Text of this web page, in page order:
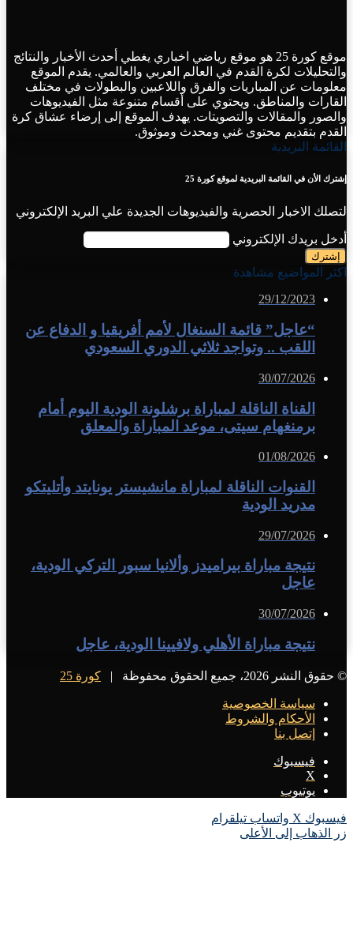
موقع كورة 25 هو موقع رياضي اخباري يغطي أحدث الأخبار والنتائج
والتحليلات لكرة القدم في العالم العربي والعالمي. يقدم الموقع
معلومات عن المباريات والفرق واللاعبين والبطولات في مختلف
القارات والمناطق. ويحتوي على أقسام متنوعة مثل الفيديوهات
والصور والمقالات والتصويتات. يهدف الموقع إلى إرضاء عشاق كرة
القدم بتقديم محتوى غني ومحدث وموثوق.
القائمة البريدية
إشترك الأن في القائمة البريدية لموقع كورة 25
لتصلك الاخبار الحصرية والفيديوهات الجديدة علي البريد الإلكتروني
أدخل بريدك الإلكتروني
اكثر المواضيع مشاهدة
29/12/2023
“عاجل” قائمة السنغال لأمم أفريقيا و الدفاع عن
اللقب .. وتواجد ثلاثي الدوري السعودي
30/07/2026
القناة الناقلة لمباراة برشلونة الودية اليوم أمام
برمنغهام سيتى، موعد المباراة والمعلق
01/08/2026
القنوات الناقلة لمباراة مانشيستر يونايتد وأتليتكو
مدريد الودية
29/07/2026
نتيجة مباراة بيراميدز وألانيا سبور التركي الودية،
عاجل
30/07/2026
نتيجة مباراة الأهلي ولافيينا الودية، عاجل
© حقوق النشر 2026، جميع الحقوق محفوظة | كورة 25
سياسة الخصوصية
الأحكام والشروط
إتصل بنا
فيسبوك
X
يوتيوب
فيسبوك X واتساب تيلقرام
زر الذهاب إلى الأعلى